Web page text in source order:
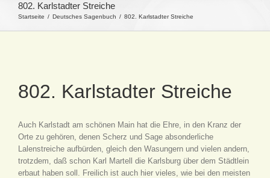
802. Karlstadter Streiche
Startseite Deutsches Sagenbuch 802. Karlstadter Streiche
802. Karlstadter Streiche
Auch Karlstadt am schönen Main hat die Ehre, in den Kranz der
Orte zu gehören, denen Scherz und Sage absonderliche
Lalenstreiche aufbürden, gleich den Wasungern und vielen andern,
trotzdem, daß schon Karl Martell die Karlsburg über dem Städtlein
erbaut haben soll. Freilich ist auch hier vieles, wie bei den meisten